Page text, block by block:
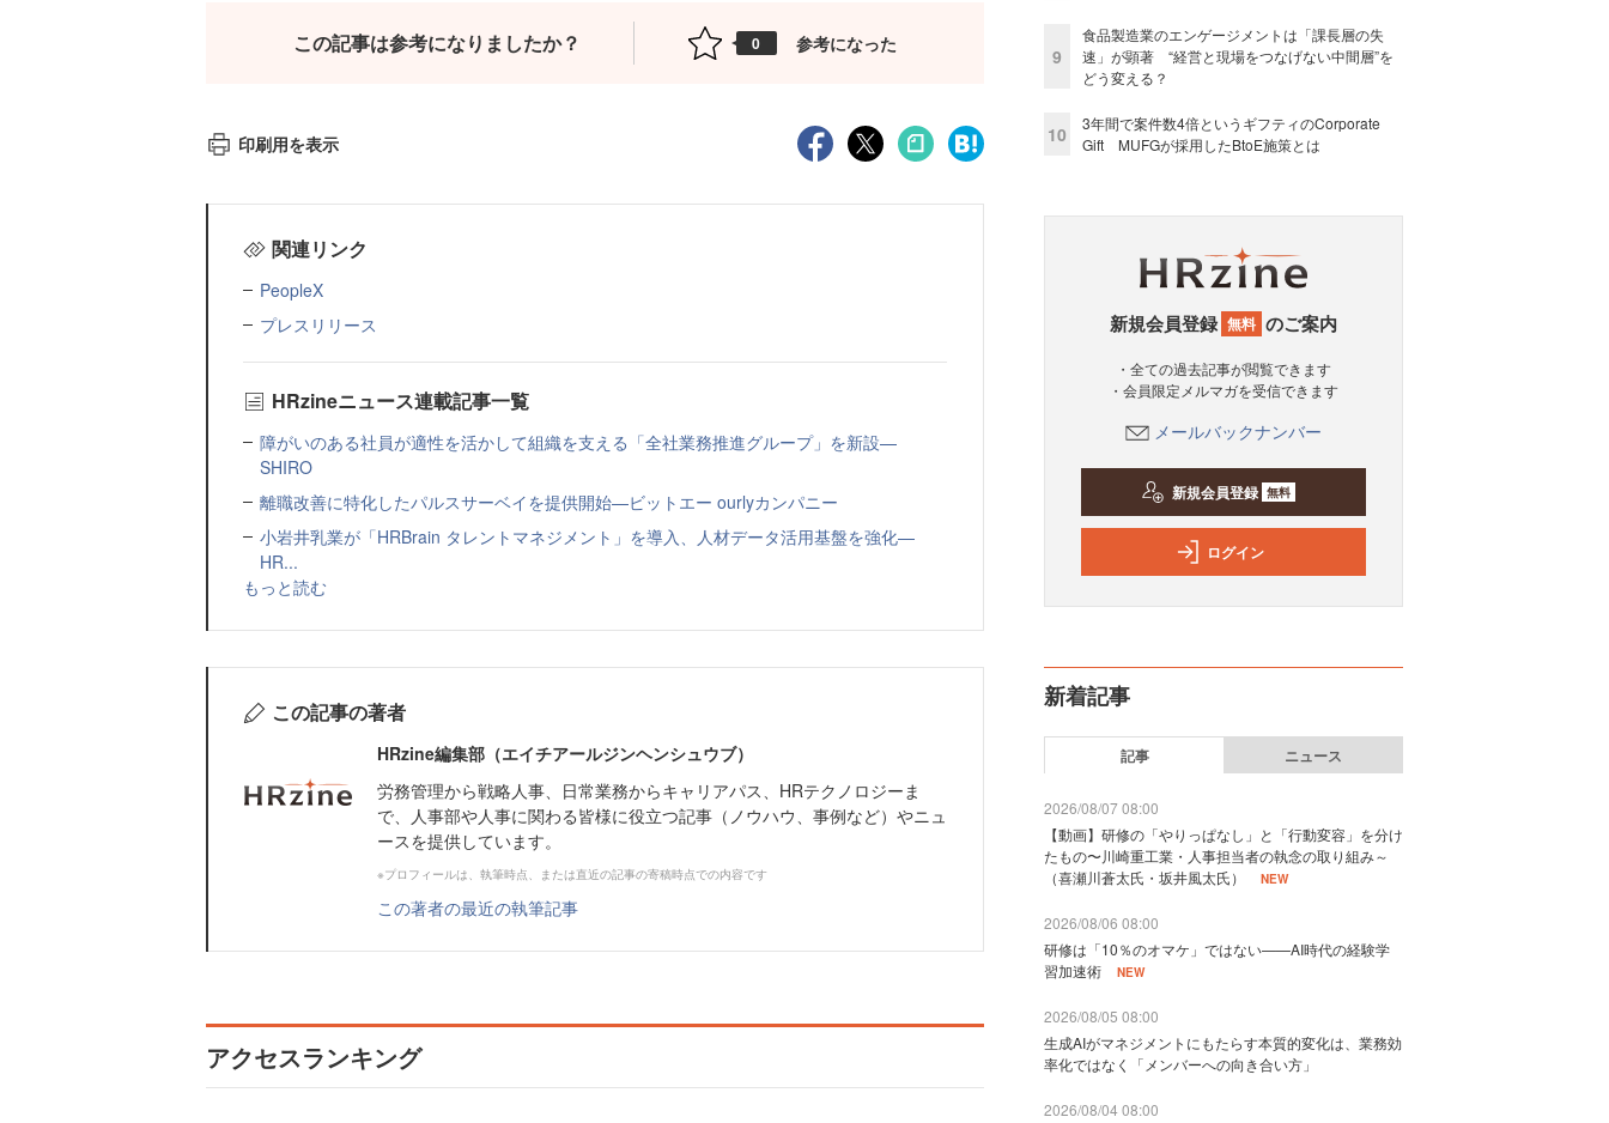
この記事は参考になりましたか？ 0 参考になった
印刷用を表示
関連リンク
PeopleX
プレスリリース
HRzineニュース連載記事一覧
障がいのある社員が適性を活かして組織を支える「全社業務推進グループ」を新設—
SHIRO
離職改善に特化したパルスサーベイを提供開始—ビットエー ourlyカンパニー
小岩井乳業が「HRBrain タレントマネジメント」を導入、人材データ活用基盤を強化—
HR...
もっと読む
この記事の著者
HRzine編集部（エイチアールジンヘンシュウブ）
労務管理から戦略人事、日常業務からキャリアパス、HRテクノロジーま
で、人事部や人事に関わる皆様に役立つ記事（ノウハウ、事例など）やニュ
ースを提供しています。
※プロフィールは、執筆時点、または直近の記事の寄稿時点での内容です
この著者の最近の執筆記事
アクセスランキング
9
食品製造業のエンゲージメントは「課長層の失
速」が顕著 “経営と現場をつなげない中間層”を
どう変える？
10
3年間で案件数4倍というギフティのCorporate
Gift MUFGが採用したBtoE施策とは
新規会員登録 無料 のご案内
・全ての過去記事が閲覧できます
・会員限定メルマガを受信できます
メールバックナンバー
新規会員登録 無料
ログイン
新着記事
記事 ニュース
2026/08/07 08:00
【動画】研修の「やりっぱなし」と「行動変容」を分け
たもの〜川崎重工業・人事担当者の執念の取り組み～
（喜瀬川蒼太氏・坂井風太氏）
NEW
2026/08/06 08:00
研修は「10％のオマケ」ではない——AI時代の経験学
習加速術
NEW
2026/08/05 08:00
生成AIがマネジメントにもたらす本質的変化は、業務効
率化ではなく「メンバーへの向き合い方」
2026/08/04 08:00